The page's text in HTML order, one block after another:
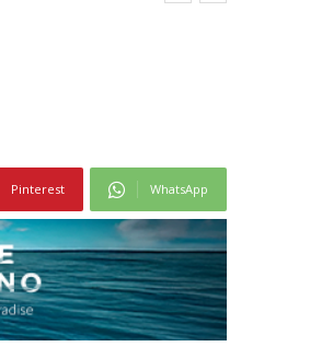
Pinterest WhatsApp